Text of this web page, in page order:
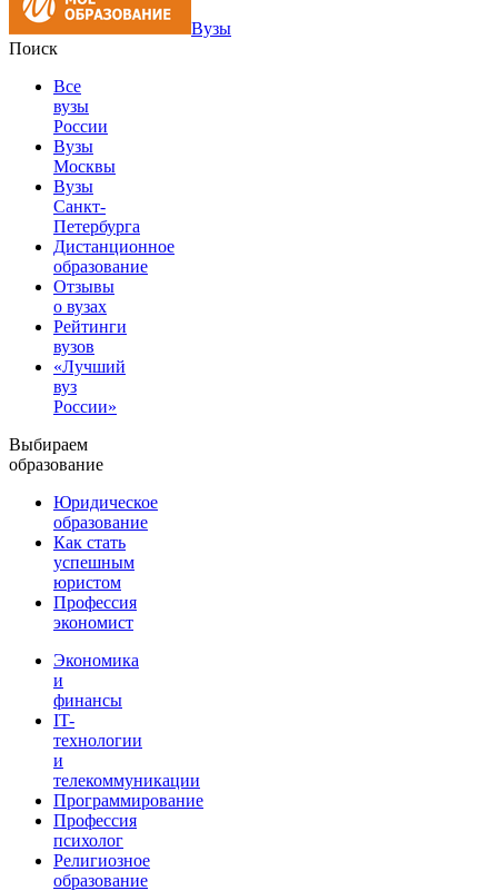
Вузы
Поиск
Все
вузы
России
Вузы
Москвы
Вузы
Санкт-
Петербурга
Дистанционное
образование
Отзывы
о вузах
Рейтинги
вузов
«Лучший
вуз
России»
Выбираем
образование
Юридическое
образование
Как стать
успешным
юристом
Профессия
экономист
Экономика
и
финансы
IT-
технологии
и
телекоммуникации
Программирование
Профессия
психолог
Религиозное
образование